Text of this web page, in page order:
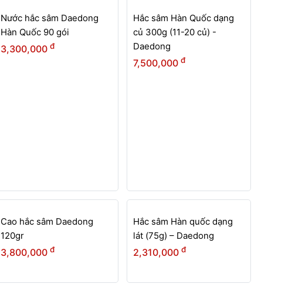
Nước hắc sâm Daedong
Hàn Quốc 90 gói
3,300,000 đ
Hắc sâm Hàn Quốc dạng
củ 300g (11-20 củ) -
Daedong
7,500,000 đ
HẾT
Cao hắc sâm Daedong
120gr
3,800,000 đ
Hắc sâm Hàn quốc dạng
lát (75g) – Daedong
2,310,000 đ